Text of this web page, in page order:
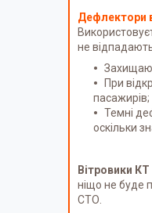
Дефлектори
не
При
пасажирів;
Темні
оскільки
Вітровики
ніщо не буде
СТО.